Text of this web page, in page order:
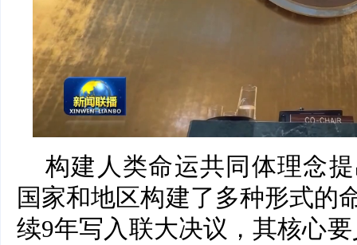
构建人类命运共同体理念
国家和地区构建了多种形式的
续9年写入联大决议，其核心